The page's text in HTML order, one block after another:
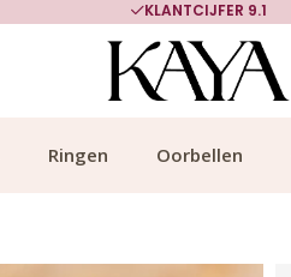
KLANTCIJFER 9.1
Ringen Oorbellen